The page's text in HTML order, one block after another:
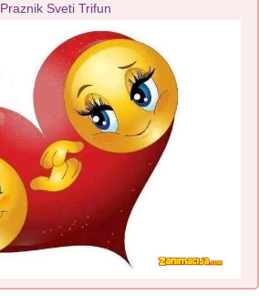
Praznik Sveti Trifun